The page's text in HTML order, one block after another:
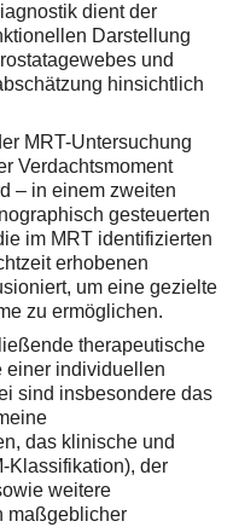
dient der
Darstellung
und
hinsichtlich
MRT-Untersuchung
Verdachtsmoment
– in einem zweiten
gesteuerten
im MRT identifizierten
erhobenen
um eine gezielte
zu ermöglichen.
therapeutische
einer individuellen
sind insbesondere das
das klinische und
Klassifikation), der
weitere
maßgeblicher